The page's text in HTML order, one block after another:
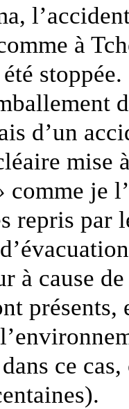
à
d’un
mise
comme je
repris par
à cause
présents,
ce